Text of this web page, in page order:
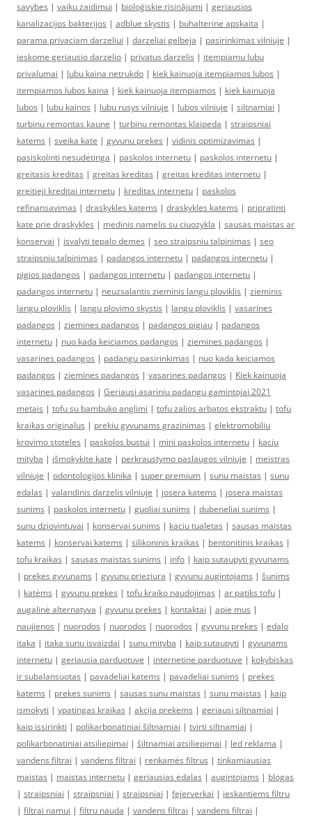
savybes | vaiku zaidimui | bioloģiskie risinājumi | geriausios
kanalizacijos bakterijos | adblue skystis | buhalterine apskaita |
parama privaciam darzeliui | darzeliai gelbeja | pasirinkimas vilniuje |
ieskome geriausio darzelio | privatus darzelis | itempiamu lubu
privalumai | lubu kaina netrukdo | kiek kainuoja itempiamos lubos |
itempiamos lubos kaina | kiek kainuoja itempiamos | kiek kainuoja
lubos | lubu kainos | lubu rusys vilniuje | lubos vilniuje | siltnamiai |
turbinu remontas kaune | turbinu remontas klaipeda | straipsniai
katems | sveika kate | gyvunu prekes | vidinis optimizavimas |
pasiskolinti nesudėtinga | paskolos internetu | paskolos internetu |
greitasis kreditas | greitas kreditas | greitas kreditas internetu |
greitieji kreditai internetu | kreditas internetu | paskolos
refinansavimas | draskykles katems | draskykles katems | pripratinti
kate prie draskykles | medinis namelis su ciuozykla | sausas maistas ar
konservai | isvalyti tepalo demes | seo straipsniu talpinimas | seo
straipsniu talpinimas | padangos internetu | padangos internetu |
pigios padangos | padangos internetu | padangos internetu |
padangos internetu | neuzsalantis zieminis langu ploviklis | zieminis
langu ploviklis | langu plovimo skystis | langu ploviklis | vasarines
padangos | ziemines padangos | padangos pigiau | padangos
internetu | nuo kada keiciamos padangos | ziemines padangos |
vasarines padangos | padangu pasirinkimas | nuo kada keiciamos
padangos | ziemines padangos | vasarines padangos | Kiek kainuoja
vasarines padangos | Geriausi asariniu padangu gamintojai 2021
metais | tofu su bambuko anglimi | tofu zalios arbatos ekstraktu | tofu
kraikas originalus | prekiu gyvunams grazinimas | elektromobiliu
krovimo stoteles | paskolos bustui | mini paskolos internetu | kaciu
mityba | išmokykite katę | perkraustymo paslaugos vilniuje | meistras
vilniuje | odontologijos klinika | super premium | sunu maistas | sunu
edalas | valandinis darzelis vilniuje | josera katems | josera maistas
sunims | paskolos internetu | guoliai sunims | dubeneliai sunims |
sunu dziovintuvai | konservai sunims | kaciu tualetas | sausas maistas
katems | konservai katems | silikoninis kraikas | bentonitinis kraikas |
tofu kraikas | sausas maistas sunims | info | kaip sutaupyti gyvunams
| prekes gyvunams | gyvunu prieziura | gyvunu augintojams | šunims
| katėms | gyvunu prekes | tofu kraiko naudojimas | ar patiks tofu |
augalinė alternatyva | gyvunu prekes | kontaktai | apie mus |
naujienos | nuorodos | nuorodos | nuorodos | gyvunu prekes | edalo
itaka | itaka sunu isvaizdai | sunu mityba | kaip sutaupyti | gyvunams
internetu | geriausia parduotuve | internetine parduotuve | kokybiskas
ir subalansuotas | pavadeliai katems | pavadeliai sunims | prekes
katems | prekes sunims | sausas sunu maistas | sunu maistas | kaip
ismokyti | ypatingas kraikas | akcija prekems | geriausi siltnamiai |
kaip issirinkti | polikarbonatiniai šiltnamiai | tvirti siltnamiai |
polikarbonatiniai atsiliepimai | šiltnamiai atsiliepimai | led reklama |
vandens filtrai | vandens filtrai | renkamės filtrus | tinkamiausias
maistas | maistas internetu | geriausias ėdalas | augintojams | blogas
| straipsniai | straipsniai | straipsniai | fejerverkai | ieskantiems filtru
| filtrai namui | filtru nauda | vandens filtrai | vandens filtrai |